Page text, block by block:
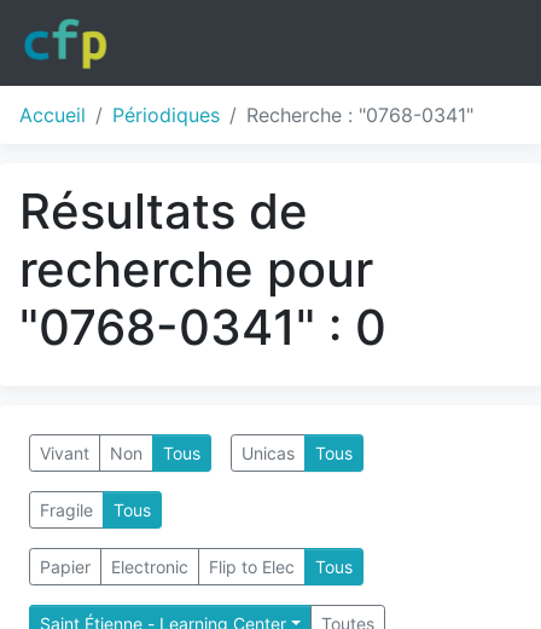
Accueil Périodiques Recherche : "0768-0341"
Résultats de
recherche pour
"0768-0341" : 0
Vivant Non Tous Unicas Tous
Fragile Tous
Papier Electronic Flip to Elec Tous
Saint Étienne - Learning Center Toutes